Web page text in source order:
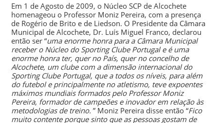
Em 1 de Agosto de 2009, o Núcleo SCP de Alcochete
homenageou o Professor Moniz Pereira, com a presença
de Rogério de Britoe de Liedson. O Presidente da Câmara
Municipal de Alcochete, Dr. Luís Miguel Franco, declarou
então ser “uma enorme honra para a Câmara Municipal
receber o Núcleo do Sporting Clube Portugal e é uma
enorme honra ter, quer no País, quer no concelho de
Alcochete, um clube com a dimensão internacional do
Sporting Clube Portugal, que a todos os níveis, para além
do futebol e principalmente no atletismo, teve expoentes
máximos mundiais formados pelo Professor Moniz
Pereira, formador de campeões e inovador em relação às
metodologias de treino. ” Moniz Pereira disse então “Fico
muito contente porque sinto que as pessoas gostam de